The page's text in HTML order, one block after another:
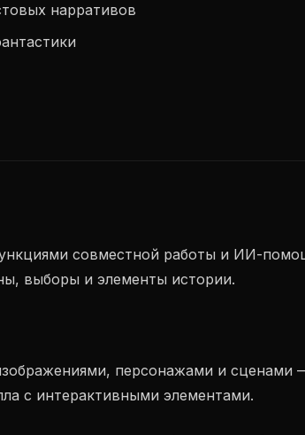
нарративов
совместной работы и ИИ-
выборы и элементы истории.
персонажами и сценами
с интерактивными элементами.